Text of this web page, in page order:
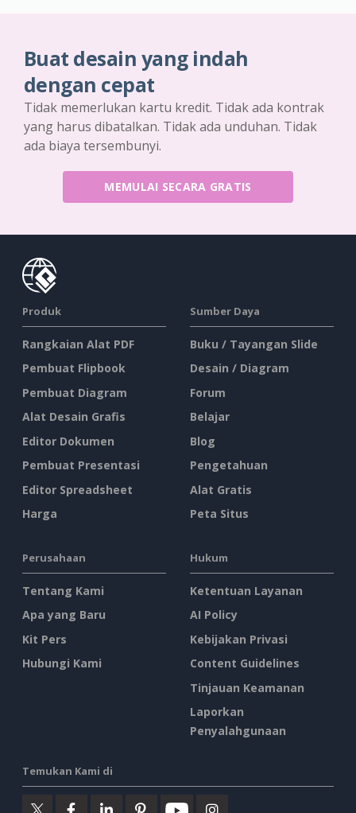
Buat desain yang indah
dengan cepat
Tidak memerlukan kartu kredit. Tidak ada kontrak
yang harus dibatalkan. Tidak ada unduhan. Tidak
ada biaya tersembunyi.
MEMULAI SECARA GRATIS
Produk
Rangkaian Alat PDF
Pembuat Flipbook
Pembuat Diagram
Alat Desain Grafis
Editor Dokumen
Pembuat Presentasi
Editor Spreadsheet
Harga
Sumber Daya
Buku / Tayangan Slide
Desain / Diagram
Forum
Belajar
Blog
Pengetahuan
Alat Gratis
Peta Situs
Perusahaan
Tentang Kami
Apa yang Baru
Kit Pers
Hubungi Kami
Hukum
Ketentuan Layanan
AI Policy
Kebijakan Privasi
Content Guidelines
Tinjauan Keamanan
Laporkan
Penyalahgunaan
Temukan Kami di